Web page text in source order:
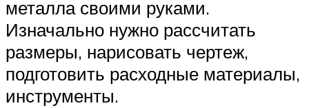
металла своими руками.
Изначально нужно рассчитать
размеры, нарисовать чертеж,
подготовить расходные материалы,
инструменты.